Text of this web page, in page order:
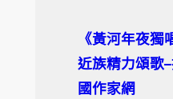
《黃河年夜
近族精力頌歌
國作家網